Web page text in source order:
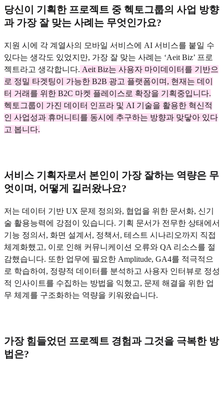
당신이 기획한 프로젝트 중 헥토그룹의 사업 방향
과 가장 잘 맞는 사례는 무엇인가요?
지원 시에 각 계열사의 모바일 서비스에 AI 서비스를 붙일 수
있다는 생각도 있었지만, 가장 잘 맞는 사례는 ‘Aeit Biz’ 프로
젝트라고 생각합니다. Aeit Biz는 사용자 마이데이터를 기반으
로 정밀 타겟팅이 가능한 B2B 광고 플랫폼이며, 현재는 데이
터 거래를 위한 B2C 마켓 플레이스로 확장을 기획중입니다.
헥토그룹이 가진 데이터 인프라 및 AI 기술을 활용한 혁신적
인 사업성과 휴머니티를 동시에 추구하는 방향과 맞닿아 있다
고 봅니다.
서비스 기획자로서 본인이 가장 잘하는 역량은 무
엇이며, 어떻게 길러왔나요?
저는 데이터 기반 UX 문제 정의와, 협업을 위한 문서화, 신기
술 활용능력에 강점이 있습니다. 기획 문서가 전무한 상태에서
기능 정의서, 화면 설계서, 정책서, 테스트 시나리오까지 직접
체계화했고, 이로 인해 커뮤니케이션 오류와 QA 리소스를 절
감했습니다. 또한 업무에 필요한 Amplitude, GA4를 적극적으
로 학습하여, 정량적 데이터를 분석하고 사용자 인터뷰로 정성
적 인사이트를 수집하는 방법을 익혔고, 문제 해결을 위한 업
무 체계를 구조화하는 역량을 키워왔습니다.
가장 힘들었던 프로젝트 경험과 그것을 극복한 방
법은?